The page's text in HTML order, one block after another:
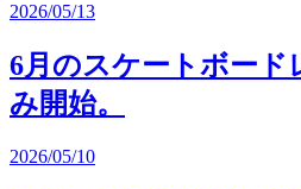
2026/05/13
6月のスケートボード
み開始。
2026/05/10